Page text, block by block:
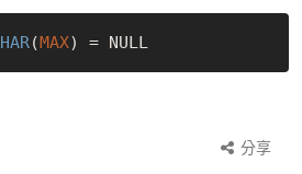
(MAX) = NULL
分享